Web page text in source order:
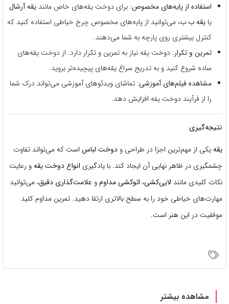
استفاده از پایه‌های مخصوص: برای دوخت یقه‌های خاص مانند یقه آرشال
یا یقه ب ب، می‌توانید از پایه‌های مخصوص چرخ خیاطی استفاده کنید که
کنترل بیشتری روی پارچه به شما می‌دهند.
تمرین و تکرار: دوخت یقه نیاز به تمرین و تکرار دارد. از دوخت یقه‌های
ساده شروع کنید و به تدریج سراغ یقه‌های پیچیده‌تر بروید.
مشاهده فیلم‌های آموزشی: تماشای ویدئوهای آموزشی می‌تواند درک شما
را از فرآیند دوخت یقه افزایش دهد.
نتیجه‌گیری
یقهیکی از مهم‌ترین اجزا در طراحی و دوخت لباس است که می‌تواند تفاوت
چشمگیری در ظاهر نهایی آن ایجاد کند. با یادگیری انواع دوخت یقهو رعایت
نکات کلیدی مانند لایی‌کشی، اتوکشی مداومو علامت‌گذاری دقیق، می‌توانید
مهارت‌های خیاطی خود را به سطح بالاتری ارتقا دهید. تمرین مداوم کلید
موفقیت در این هنر است.
مشاهده بیشتر